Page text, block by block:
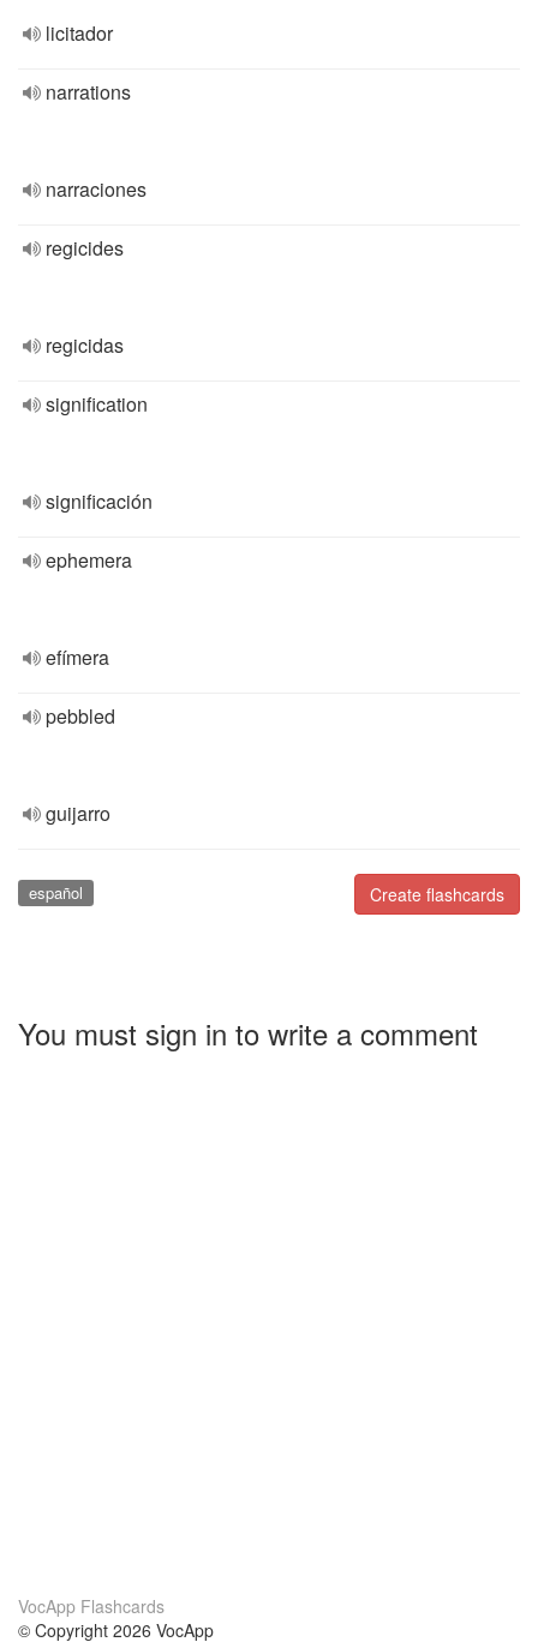
licitador
narrations
narraciones
regicides
regicidas
signification
significación
ephemera
efímera
pebbled
guijarro
Create flashcards
español
You must sign in to write a comment
VocApp Flashcards
© Copyright 2026 VocApp